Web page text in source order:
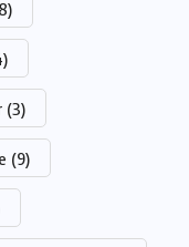
(3)
(9)